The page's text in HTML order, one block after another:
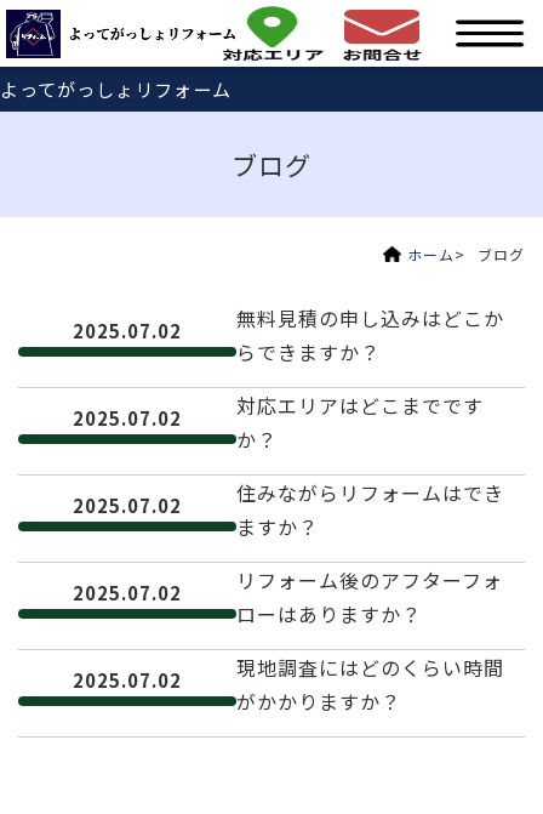
よってがっしょリフォーム
ブログ
ホーム ブログ
2025.07.02
無料見積の申し込みはどこか
らできますか？
2025.07.02
対応エリアはどこまでです
か？
2025.07.02
住みながらリフォームはでき
ますか？
2025.07.02
リフォーム後のアフターフォ
ローはありますか？
2025.07.02
現地調査にはどのくらい時間
がかかりますか？